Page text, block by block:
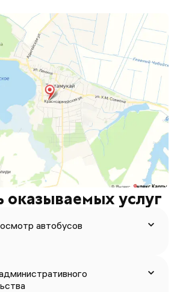
оказываемых услуг
автобусов